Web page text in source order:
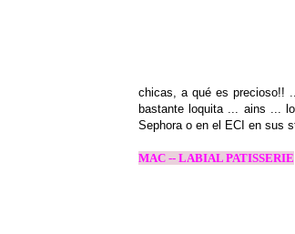
chicas, a qué es precioso!!
bastante loquita ... ains ...
Sephora o en el ECI en sus
MAC -- LABIAL PATISSERIE